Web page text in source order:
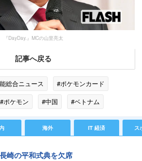
『DayDay.』MCの山里亮太
記事へ戻る
総合ニュース
#ポケモンカード
#ポケモン #中国
#ベトナム
海外 IT 経済 ス
崎の平和式典を欠席